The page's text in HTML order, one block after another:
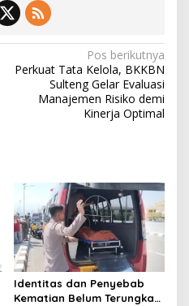
Pos berikutnya
Perkuat Tata Kelola, BKKBN
Sulteng Gelar Evaluasi
Manajemen Risiko demi
Kinerja Optimal
Identitas dan Penyebab
Kematian Belum Terungkap,